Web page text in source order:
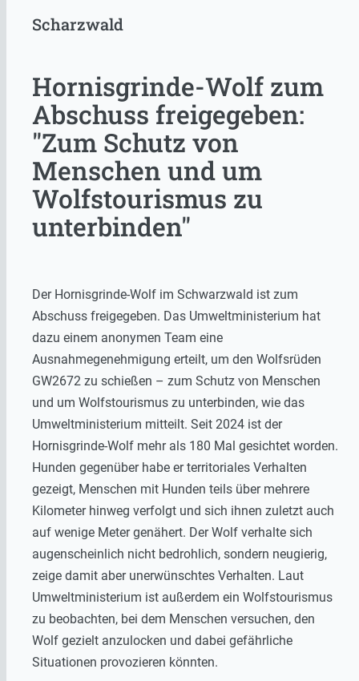
Scharzwald
Hornisgrinde-Wolf zum
Abschuss freigegeben:
"Zum Schutz von
Menschen und um
Wolfstourismus zu
unterbinden"
Der Hornisgrinde-Wolf im Schwarzwald ist zum
Abschuss freigegeben. Das Umweltministerium hat
dazu einem anonymen Team eine
Ausnahmegenehmigung erteilt, um den Wolfsrüden
GW2672 zu schießen – zum Schutz von Menschen
und um Wolfstourismus zu unterbinden, wie das
Umweltministerium mitteilt. Seit 2024 ist der
Hornisgrinde-Wolf mehr als 180 Mal gesichtet worden.
Hunden gegenüber habe er territoriales Verhalten
gezeigt, Menschen mit Hunden teils über mehrere
Kilometer hinweg verfolgt und sich ihnen zuletzt auch
auf wenige Meter genähert. Der Wolf verhalte sich
augenscheinlich nicht bedrohlich, sondern neugierig,
zeige damit aber unerwünschtes Verhalten. Laut
Umweltministerium ist außerdem ein Wolfstourismus
zu beobachten, bei dem Menschen versuchen, den
Wolf gezielt anzulocken und dabei gefährliche
Situationen provozieren könnten.